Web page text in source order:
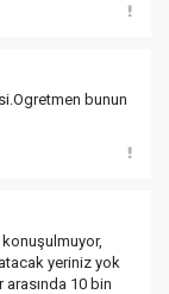
bunun
yeriniz yok
arasında 10 bin